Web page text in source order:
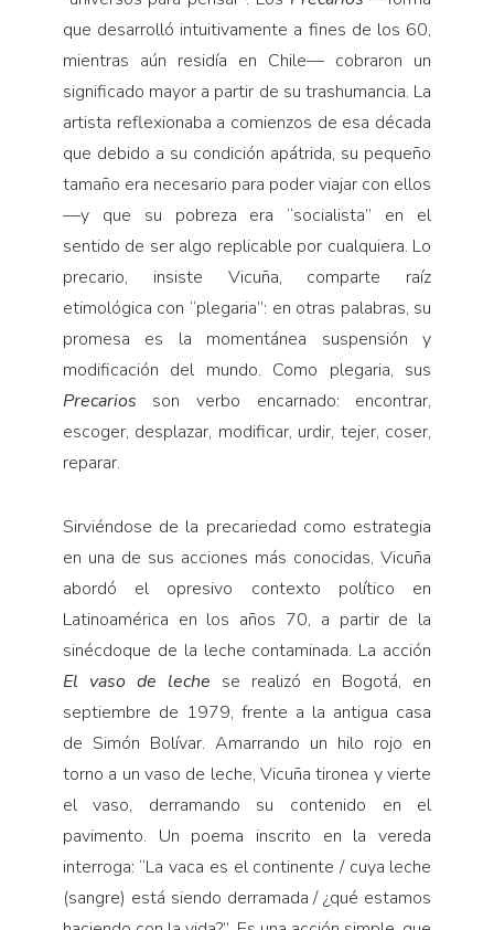
que desarrolló intuitivamente a fines de los 60,
mientras aún residía en Chile— cobraron un
significado mayor a partir de su trashumancia. La
artista reflexionaba a comienzos de esa década
que debido a su condición apátrida, su pequeño
tamaño era necesario para poder viajar con ellos
—y que su pobreza era “socialista” en el
sentido de ser algo replicable por cualquiera. Lo
precario, insiste Vicuña, comparte raíz
etimológica con “plegaria”: en otras palabras, su
promesa es la momentánea suspensión y
modificación del mundo. Como plegaria, sus
Precarios son verbo encarnado: encontrar,
escoger, desplazar, modificar, urdir, tejer, coser,
reparar.
Sirviéndose de la precariedad como estrategia
en una de sus acciones más conocidas, Vicuña
abordó el opresivo contexto político en
Latinoamérica en los años 70, a partir de la
sinécdoque de la leche contaminada. La acción
El vaso de leche se realizó en Bogotá, en
septiembre de 1979, frente a la antigua casa
de Simón Bolívar. Amarrando un hilo rojo en
torno a un vaso de leche, Vicuña tironea y vierte
el vaso, derramando su contenido en el
pavimento. Un poema inscrito en la vereda
interroga: “La vaca es el continente / cuya leche
(sangre) está siendo derramada / ¿qué estamos